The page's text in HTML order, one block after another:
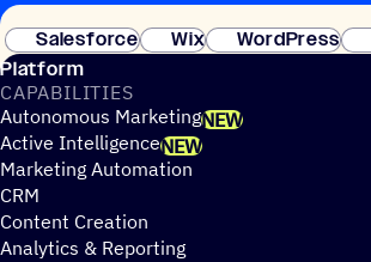
Salesforce
Wix WordPress
Platform
CAPABILITIES
Autonomous MarketingNEW
Active IntelligenceNEW
Marketing Automation
CRM
Content Creation
Analytics & Reporting